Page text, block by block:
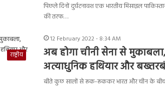
पिछले दिनों दुर्घटनावश एक भारतीय मिसाइल
की तरफ…
राष्ट्रीय
12 February 2022 - 8:34 AM
अब होगा चीनी सेना से
अत्याधुनिक हथियार और
बीते कुछ सालों से रूक-रूककर भारत और चीन के बीच